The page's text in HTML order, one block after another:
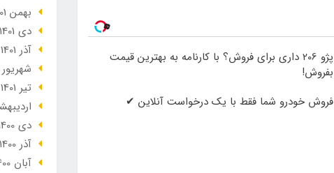
پژو 206 داری برای فروش؟ با کارنامه به بهترین قیمت
بفروش!
فروش خودرو شما فقط با یک درخواست آنلاین ✔
بهمن 1401
دی 1401
آذر 1401
شهریور 1401
تير 1401
ارديبهشت
دی 1400
آذر 1400
آبان 1400